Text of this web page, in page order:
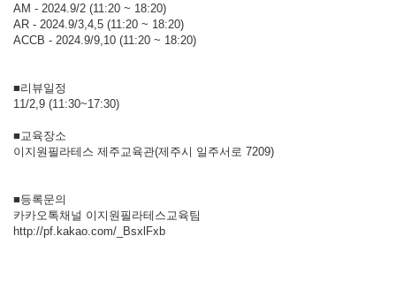
AM - 2024.9/2 (11:20 ~ 18:20)
AR - 2024.9/3,4,5 (11:20 ~ 18:20)
ACCB - 2024.9/9,10 (11:20 ~ 18:20)
■리뷰일정
11/2,9 (11:30~17:30)
■교육장소
이지원필라테스 제주교육관(제주시 일주서로 7209)
■등록문의
카카오톡채널 이지원필라테스교육팀
http://pf.kakao.com/_BsxlFxb